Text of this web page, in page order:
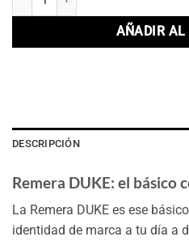
AÑADIR AL
DESCRIPCIÓN
Remera DUKE: el básico
La Remera DUKE es ese
identidad de marca a tu día a